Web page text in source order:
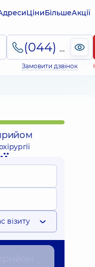
ЦіниБільшеАкції
(044) 495-2-888
Замовити дзвінок
візиту